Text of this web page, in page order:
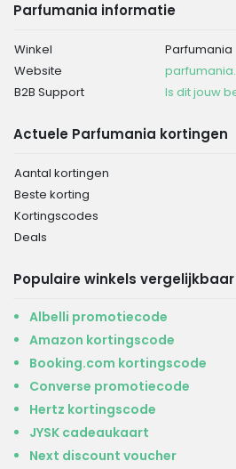
Parfumania informatie
Winkel
Parfumania
Website
B2B Support
Is dit jouw
Actuele Parfumania kortingen
Aantal kortingen
Beste korting
Kortingscodes
Deals
Populaire winkels
Albelli promotiecode
Amazon kortingscode
Booking.com kortingscode
Converse promotiecode
Hertz kortingscode
JYSK cadeaukaart
Next discount voucher